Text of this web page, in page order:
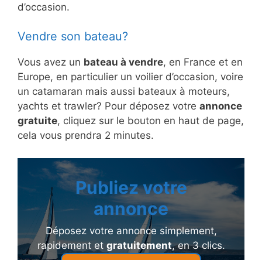
d’occasion.
Vendre son bateau?
Vous avez un bateau à vendre, en France et en
Europe, en particulier un voilier d’occasion, voire
un catamaran mais aussi bateaux à moteurs,
yachts et trawler? Pour déposez votre annonce
gratuite, cliquez sur le bouton en haut de page,
cela vous prendra 2 minutes.
Publiez votre
annonce
Déposez votre annonce simplement,
rapidement et gratuitement, en 3 clics.